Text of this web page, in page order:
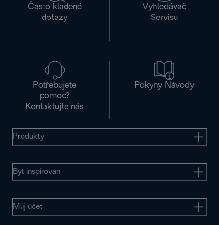
Často kladené
dotazy
Vyhledávač
Servisu
Potřebujete
pomoc?
Kontaktujte nás
Pokyny Návody
Produkty
Být inspirován
Můj účet